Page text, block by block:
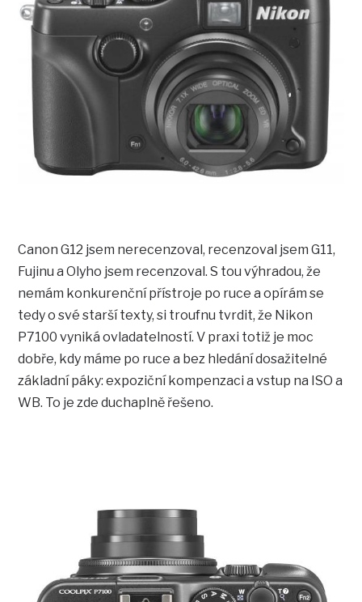
Canon G12 jsem nerecenzoval, recenzoval jsem G11,
Fujinu a Olyho jsem recenzoval. S tou výhradou, že
nemám konkurenční přístroje po ruce a opírám se
tedy o své starší texty, si troufnu tvrdit, že Nikon
P7100 vyniká ovladatelností. V praxi totiž je moc
dobře, kdy máme po ruce a bez hledání dosažitelné
základní páky: expoziční kompenzaci a vstup na ISO a
WB. To je zde duchaplně řešeno.